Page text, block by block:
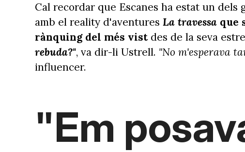
Cal recordar que Escanes ha estat un dels
amb el reality d'aventures La travessa que
rànquing del més vist des de la seva
rebuda?", va dir-li Ustrell. "No m'esperava
influencer.
"Em